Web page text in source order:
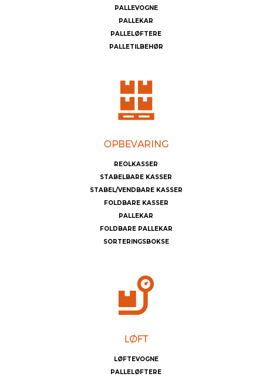
PALLEVOGNE
PALLEKAR
PALLELØFTERE
PALLETILBEHØR
REOLKASSER
STABELBARE KASSER
STABEL/VENDBARE KASSER
FOLDBARE KASSER
PALLEKAR
FOLDBARE PALLEKAR
SORTERINGSBOKSE
LØFTEVOGNE
PALLELØFTERE